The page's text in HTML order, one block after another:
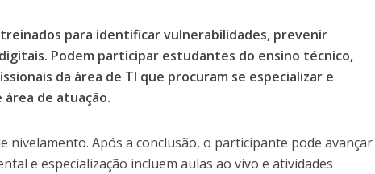
para identificar vulnerabilidades, prevenir
Podem participar estudantes do ensino técnico,
da área de TI que procuram se especializar e
área de atuação.
nivelamento. Após a conclusão, o participante pode avançar
e especialização incluem aulas ao vivo e atividades